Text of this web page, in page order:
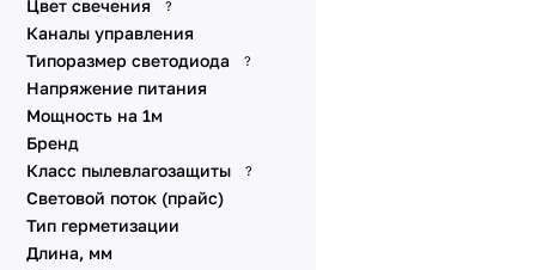
A240 24V 10mm 22 W/m
B96 24V 10mm 23 W/m
C60 24V 12mm 27 W/m
DMX
SPI
Стабилизированные IC
Питание от сети 230V
Специализированные
Линзованные
мм
Цвет свечения
?
Каналы управления
Типоразмер светодиода
?
Напряжение питания
Мощность на 1м
Бренд
Класс пылевлагозащиты
?
Световой поток (прайс)
Тип герметизации
Длина, мм